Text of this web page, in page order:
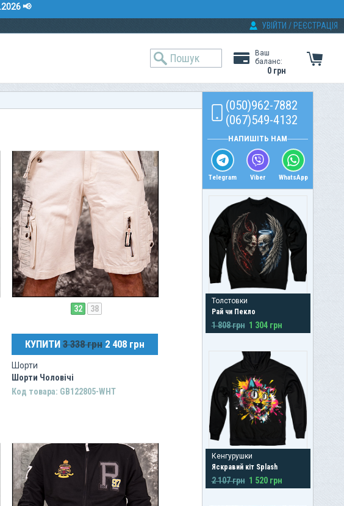
📢
УВІЙТИ / РЕЄСТРАЦІЯ
Ваш
баланс:
0 грн
32 38
КУПИТИ 3 338 грн 2 408 грн
Шорти
Шорти Чоловічі
Код товара: GB122805-WHT
(050)962-7882
(067)549-4132
НАПИШІТЬ НАМ
Telegram Viber WhatsApp
Толстовки
Рай чи Пекло
1 808 грн 1 304 грн
Кенгурушки
Яскравий кіт Splash
2 107 грн 1 520 грн